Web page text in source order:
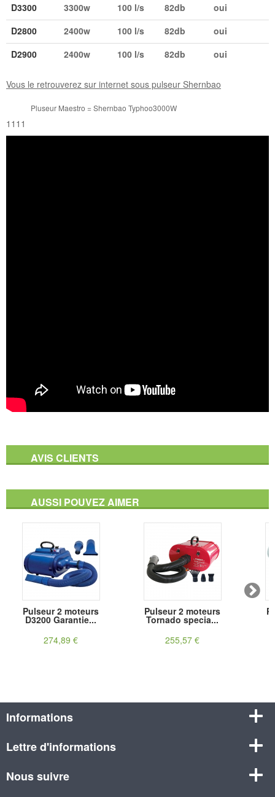
D3300
3300w 100 l/s 82db
oui
D2800
2400w 100 l/s 82db
oui
D2900
2400w 100 l/s 82db oui
Vous le retrouverez sur internet sous pulseur Shernbao
Pluseur Maestro = Shernbao Typhoo3000W
1111
AVIS CLIENTS
AUSSI POUVEZ AIMER
Pulseur 2 moteurs
D3200 Garantie...
274,89 €
Pulseur 2 moteurs
Tornado specia...
255,57 €
Informations
Lettre d'informations
Nous suivre